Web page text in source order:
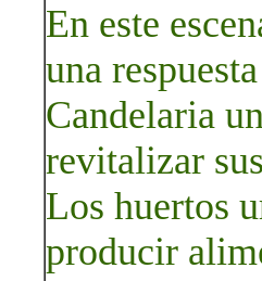
En este
una
Candelaria
revitalizar
Los huertos
producir